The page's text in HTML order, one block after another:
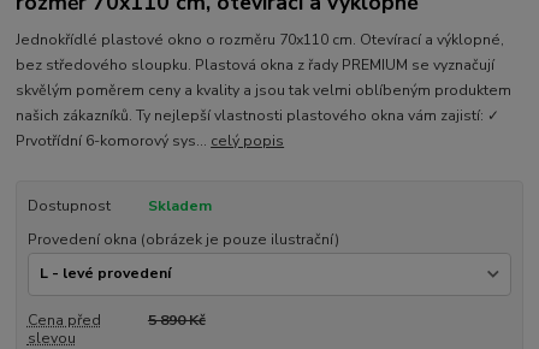
Jednokřídlé plastové okno o rozměru 70x110 cm. Otevírací a výklopné,
bez středového sloupku. Plastová okna z řady PREMIUM se vyznačují
skvělým poměrem ceny a kvality a jsou tak velmi oblíbeným produktem
našich zákazníků. Ty nejlepší vlastnosti plastového okna vám zajistí: ✓
Prvotřídní 6-komorový sys... celý popis
Dostupnost
Skladem
Provedení okna (obrázek je pouze ilustrační)
Cena před
slevou
5 890 Kč